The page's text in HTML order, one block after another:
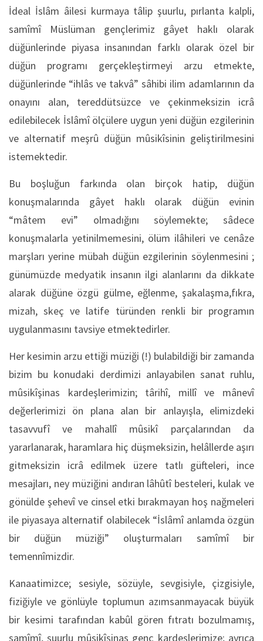
İdeal İslâm âilesi kurmaya tâlip şuurlu, pırlanta kalpli,
samîmî Müslüman gençlerimiz gâyet haklı olarak
düğünlerinde piyasa insanından farklı olarak özel bir
düğün programı gerçekleştirmeyi arzu etmekte,
düğünlerinde “ihlâs ve takvâ” sâhibi ilim adamlarının da
onayını alan, tereddütsüzce ve çekinmeksizin icrâ
edilebilecek İslâmî ölçülere uygun yeni düğün ezgilerinin
ve alternatif meşrû düğün mûsikîsinin geliştirilmesini
istemektedir.
Bu boşluğun farkında olan birçok hatip, düğün
konuşmalarında gâyet haklı olarak düğün evinin
“mâtem evi” olmadığını söylemekte; sâdece
konuşmalarla yetinilmemesini, ölüm ilâhileri ve cenâze
marşları yerine mübah düğün ezgilerinin söylenmesini ;
günümüzde medyatik insanın ilgi alanlarını da dikkate
alarak düğüne özgü gülme, eğlenme, şakalaşma,fıkra,
mizah, skeç ve latife türünden renkli bir programın
uygulanmasını tavsiye etmektedirler.
Her kesimin arzu ettiği müziği (!) bulabildiği bir zamanda
bizim bu konudaki derdimizi anlayabilen sanat ruhlu,
mûsikîşinas kardeşlerimizin; târihî, millî ve mânevî
değerlerimizi ön plana alan bir anlayışla, elimizdeki
tasavvufî ve mahallî mûsikî parçalarından da
yararlanarak, haramlara hiç düşmeksizin, helâllerde aşırı
gitmeksizin icrâ edilmek üzere tatlı güfteleri, ince
mesajları, ney müziğini andıran lâhûtî besteleri, kulak ve
gönülde şehevî ve cinsel etki bırakmayan hoş nağmeleri
ile piyasaya alternatif olabilecek “İslâmî anlamda özgün
bir düğün müziği” oluşturmaları samîmî bir
temennîmizdir.
Kanaatimizce; sesiyle, sözüyle, sevgisiyle, çizgisiyle,
fiziğiyle ve gönlüyle toplumun azımsanmayacak büyük
bir kesimi tarafından kabûl gören fıtratı bozulmamış,
samîmî, şuurlu mûsikîşinas genç kardeşlerimize; ayrıca